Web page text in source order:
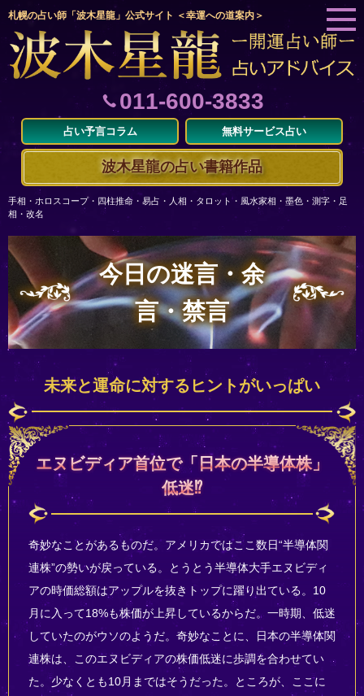
札幌の占い師「波木星龍」公式サイト ＜幸運への道案内＞
011-600-3833
占い予言コラム 無料サービス占い
波木星龍の占い書籍作品
手相・ホロスコープ・四柱推命・易占・人相・タロット・風水家相・墨色・測字・足
相・改名
今日の迷言・余
言・禁言
未来と運命に対するヒントがいっぱい
エヌビディア首位で「日本の半導体株」
低迷⁉
奇妙なことがあるものだ。アメリカではここ数日“半導体関
連株”の勢いが戻っている。とうとう半導体大手エヌビディ
アの時価総額はアップルを抜きトップに躍り出ている。10
月に入って18%も株価が上昇しているからだ。一時期、低迷
していたのがウソのようだ。奇妙なことに、日本の半導体関
連株は、このエヌビディアの株価低迷に歩調を合わせてい
た。少なくとも10月まではそうだった。ところが、ここに